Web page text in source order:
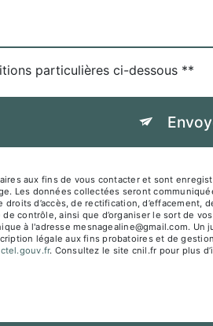
particulières ci-dessous **
aux fins de vous contacter et sont
Les données collectées seront
d’accès, de rectification,
contrôle, ainsi que d’organiser le sort de
à l'adresse mesnagealine@gmail.com.
légale aux fins probatoires et de
. Consultez le site cnil.fr pour plus